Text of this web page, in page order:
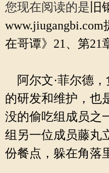
您现在阅读的是 旧
在哥谭》21、第21
阿尔文·菲尔德，
的研发和维护，也
没的偷吃组成员之
组另一位成员藤丸
份餐点，躲在角落